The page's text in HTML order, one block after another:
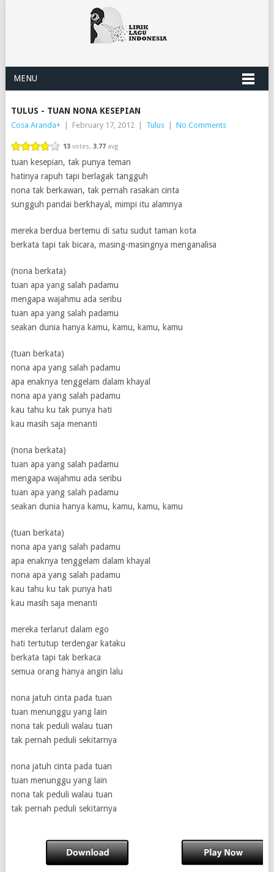
MENU
TULUS - TUAN NONA KESEPIAN
Cosa Aranda+ February 17, 2012 Tulus No Comments
13votes, 3.77avg
tuan kesepian, tak punya teman
hatinya rapuh tapi berlagak tangguh
nona tak berkawan, tak pernah rasakan cinta
sungguh pandai berkhayal, mimpi itu alamnya
mereka berdua bertemu di satu sudut taman kota
berkata tapi tak bicara, masing-masingnya menganalisa
(nona berkata)
tuan apa yang salah padamu
mengapa wajahmu ada seribu
tuan apa yang salah padamu
seakan dunia hanya kamu, kamu, kamu, kamu
(tuan berkata)
nona apa yang salah padamu
apa enaknya tenggelam dalam khayal
nona apa yang salah padamu
kau tahu ku tak punya hati
kau masih saja menanti
(nona berkata)
tuan apa yang salah padamu
mengapa wajahmu ada seribu
tuan apa yang salah padamu
seakan dunia hanya kamu, kamu, kamu, kamu
(tuan berkata)
nona apa yang salah padamu
apa enaknya tenggelam dalam khayal
nona apa yang salah padamu
kau tahu ku tak punya hati
kau masih saja menanti
mereka terlarut dalam ego
hati tertutup terdengar kataku
berkata tapi tak berkaca
semua orang hanya angin lalu
nona jatuh cinta pada tuan
tuan menunggu yang lain
nona tak peduli walau tuan
tak pernah peduli sekitarnya
nona jatuh cinta pada tuan
tuan menunggu yang lain
nona tak peduli walau tuan
tak pernah peduli sekitarnya